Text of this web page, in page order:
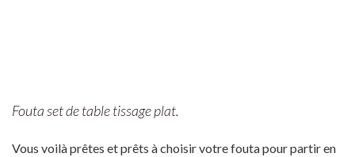
Fouta set de table tissage plat.
Vous voilà prêtes et prêts à choisir votre fouta pour partir en